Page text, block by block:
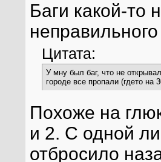
Баги какой-то
Цитата:
У мну был баг, что не
городе все пропали (гдето на
Похоже на
и 2. С одной
отбросило